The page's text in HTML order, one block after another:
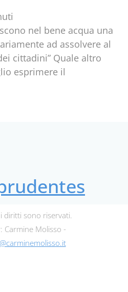
nel bene acqua una
ad assolvere al
cittadini” Quale altro
esprimere il
sono riservati.
Carmine Molisso -